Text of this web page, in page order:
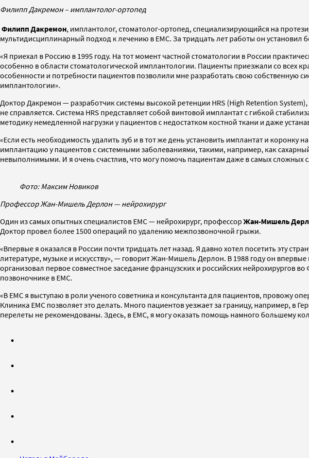
Филипп Дакремон – имплантолог-ортопед
Филипп Дакремон, имплантолог, стоматолог-ортопед, специализирующийся на
мультидисциплинарный подход к лечению в ЕМС. За тридцать лет работы он установил
«Я приехал в Россию в 1995 году. На тот момент частной стоматологии в России
особенно в области стоматологической имплантологии. Пациенты приезжали со всех
особенности и потребности пациентов позволили мне разработать свою собственную
имплантологии».
Доктор Дакремон — разработчик системы высокой ретенции HRS (High Retention
не справляется. Система HRS представляет собой винтовой имплантат с гибкой
методику немедленной нагрузки у пациентов с недостатком костной ткани и даже
«Если есть необходимость удалить зуб и в тот же день установить имплантат и
имплантацию у пациентов с системными заболеваниями, такими, например, как
невыполнимыми. И я очень счастлив, что могу помочь пациентам даже в самых сложных
Фото: Максим Новиков
Профессор Жан-Мишель Дерлон — нейрохирург
Один из самых опытных специалистов ЕМС — нейрохирург, профессор Жан-Мишель
Доктор провел более 1500 операций по удалению межпозвоночной грыжи.
«Впервые я оказался в России почти тридцать лет назад. Я давно хотел посетить эту
литературе, музыке и искусству», — говорит Жан-Мишель Дерлон. В 1988 году он
организовал первое совместное заседание французских и российских
позвоночнике в ЕМС.
«В ЕМС я выступаю в роли ученого советника и консультанта для пациентов, провожу
Клиника ЕМС позволяет это делать. Много пациентов уезжает за границу, например, в
перелеты не рекомендованы. Здесь, в ЕМС, я могу оказать помощь намного большему